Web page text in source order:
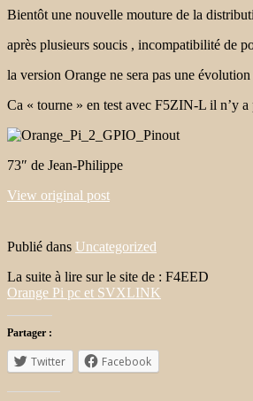
Bientôt une nouvelle mouture de la
après plusieurs soucis , incompatibilité de
la version Orange ne sera pas une
Ca « tourne » en test avec F5ZIN-L il n’y
73″ de Jean-Philippe
View original post
Publié dans Uncategorized
La suite à lire sur le site de : F4EED
Orange Pi pc et SVXLINK
Partager :
Twitter Facebook